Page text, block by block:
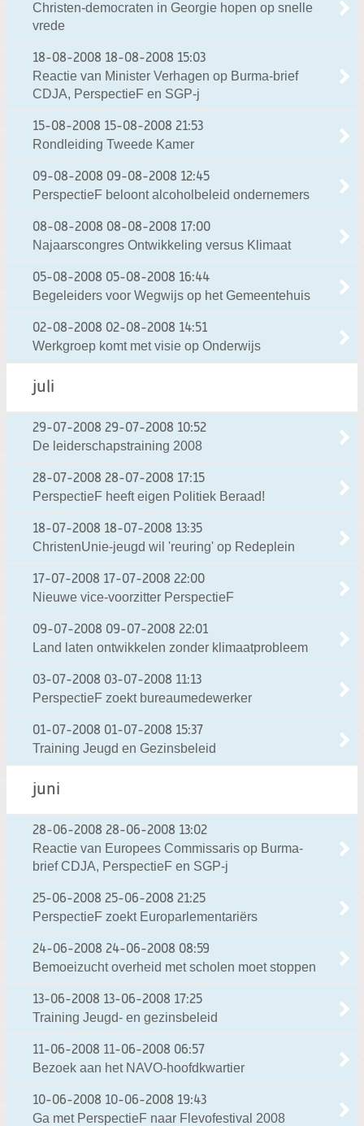
Christen-democraten in Georgie hopen op snelle
vrede
18-08-2008 18-08-2008 15:03
Reactie van Minister Verhagen op Burma-brief
CDJA, PerspectieF en SGP-j
15-08-2008 15-08-2008 21:53
Rondleiding Tweede Kamer
09-08-2008 09-08-2008 12:45
PerspectieF beloont alcoholbeleid ondernemers
08-08-2008 08-08-2008 17:00
Najaarscongres Ontwikkeling versus Klimaat
05-08-2008 05-08-2008 16:44
Begeleiders voor Wegwijs op het Gemeentehuis
02-08-2008 02-08-2008 14:51
Werkgroep komt met visie op Onderwijs
juli
29-07-2008 29-07-2008 10:52
De leiderschapstraining 2008
28-07-2008 28-07-2008 17:15
PerspectieF heeft eigen Politiek Beraad!
18-07-2008 18-07-2008 13:35
ChristenUnie-jeugd wil 'reuring' op Redeplein
17-07-2008 17-07-2008 22:00
Nieuwe vice-voorzitter PerspectieF
09-07-2008 09-07-2008 22:01
Land laten ontwikkelen zonder klimaatprobleem
03-07-2008 03-07-2008 11:13
PerspectieF zoekt bureaumedewerker
01-07-2008 01-07-2008 15:37
Training Jeugd en Gezinsbeleid
juni
28-06-2008 28-06-2008 13:02
Reactie van Europees Commissaris op Burma-
brief CDJA, PerspectieF en SGP-j
25-06-2008 25-06-2008 21:25
PerspectieF zoekt Europarlementariërs
24-06-2008 24-06-2008 08:59
Bemoeizucht overheid met scholen moet stoppen
13-06-2008 13-06-2008 17:25
Training Jeugd- en gezinsbeleid
11-06-2008 11-06-2008 06:57
Bezoek aan het NAVO-hoofdkwartier
10-06-2008 10-06-2008 19:43
Ga met PerspectieF naar Flevofestival 2008